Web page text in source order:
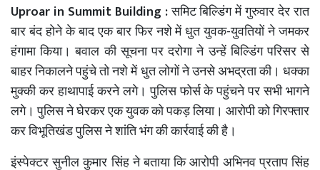
Uproar in Summit Building :समिट बिल्डिंग में गुरुवार देर रात
बार बंद होने के बाद एक बार फिर नशे में धुत युवक-युवतियों ने जमकर
हंगामा किया। बवाल की सूचना पर दरोगा ने उन्हें बिल्डिंग परिसर से
बाहर निकालने पहुंचे तो नशे में धुत लोगों ने उनसे अभद्रता की। धक्का
मुक्की कर हाथापाई करने लगे। पुलिस फोर्स के पहुंचने पर सभी भागने
लगे। पुलिस ने घेरकर एक युवक को पकड़ लिया। आरोपी को गिरफ्तार
कर विभूतिखंड पुलिस ने शांति भंग की कार्रवाई की है।
इंस्पेक्टर सुनील कुमार सिंह ने बताया कि आरोपी अभिनव प्रताप सिंह